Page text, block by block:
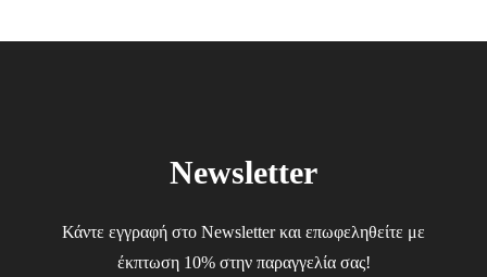
Newsletter
Κάντε εγγραφή στο Newsletter και επωφεληθείτε με
έκπτωση 10% στην παραγγελία σας!